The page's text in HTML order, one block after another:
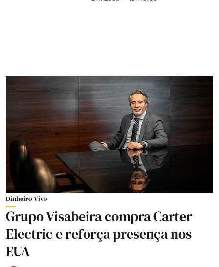
Dinheiro Vivo
Grupo Visabeira compra Carter
Electric e reforça presença nos
EUA